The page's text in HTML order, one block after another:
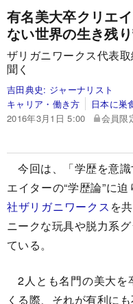
有名美大卒クリエイ
ない世界の生き残り
ザリガニワークス代表
聞く
吉田典史: ジャーナリスト
キャリア・働き方
日本に巣
2016年3月1日 5:00
会員限
今回は、「学歴を意
エイターの“学歴論”に
社ザリガニワークス を
ニークな玩具や脱力系
ている。
2人とも名門の美大を
くる際、それが有利に